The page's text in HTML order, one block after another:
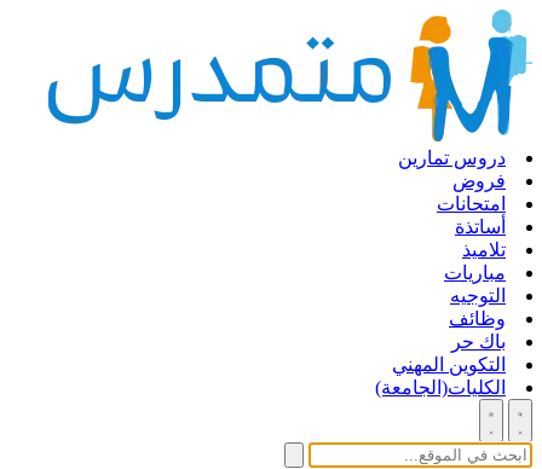
دروس تمارين
فروض
امتحانات
أساتذة
تلاميذ
مباريات
التوجيه
وظائف
باك حر
التكوين المهني
الكليات(الجامعة)